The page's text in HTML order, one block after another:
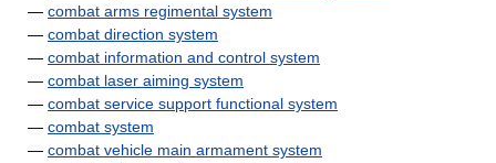
— combat arms regimental system
— combat direction system
— combat information and control system
— combat laser aiming system
— combat service support functional system
— combat system
— combat vehicle main armament system